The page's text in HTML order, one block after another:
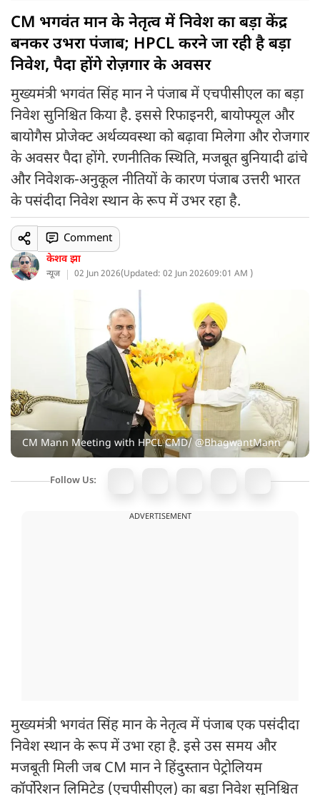
CM भगवंत मान के नेतृत्व में निवेश का बड़ा केंद्र
बनकर उभरा पंजाब; HPCL करने जा रही है बड़ा
निवेश, पैदा होंगे रोज़गार के अवसर
मुख्यमंत्री भगवंत सिंह मान ने पंजाब में एचपीसीएल का बड़ा
निवेश सुनिश्चित किया है. इससे रिफाइनरी, बायोफ्यूल और
बायोगैस प्रोजेक्ट अर्थव्यवस्था को बढ़ावा मिलेगा और रोजगार
के अवसर पैदा होंगे. रणनीतिक स्थिति, मजबूत बुनियादी ढांचे
और निवेशक-अनुकूल नीतियों के कारण पंजाब उत्तरी भारत
के पसंदीदा निवेश स्थान के रूप में उभर रहा है.
केशव झा
न्यूज 02 Jun 2026(Updated: 02 Jun 202609:01 AM )
Comment
CM Mann Meeting with HPCL CMD/ @BhagwantMann
Follow Us:
ADVERTISEMENT
मुख्यमंत्री भगवंत सिंह मान के नेतृत्व में पंजाब एक पसंदीदा
निवेश स्थान के रूप में उभा रहा है. इसे उस समय और
मजबूती मिली जब CM मान ने हिंदुस्तान पेट्रोलियम
कॉर्पोरेशन लिमिटेड (एचपीसीएल) का बड़ा निवेश सुनिश्चित